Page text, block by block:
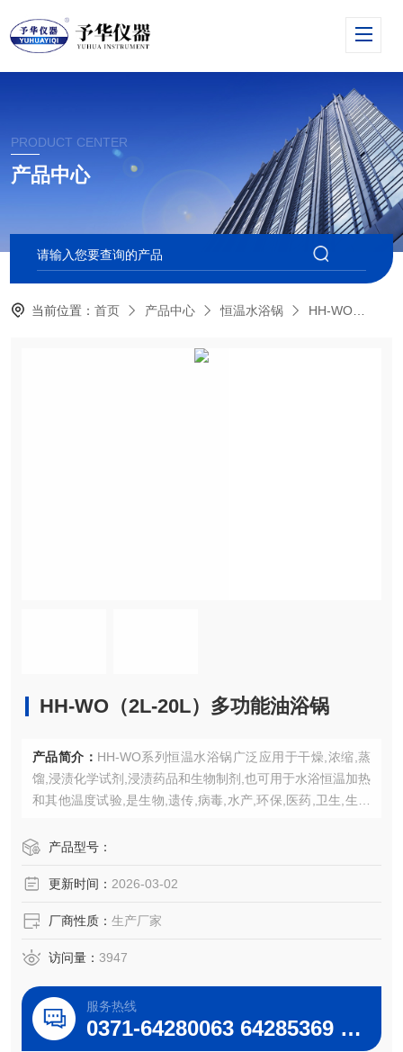
PRODUCT CENTER
产品中心
当前位置：首页 产品中心 恒温水浴锅 HH-WO
HH-WO（2L-20L）多功能油浴锅
产品简介： HH-WO系列恒温水浴锅广泛应用于干燥,浓缩,蒸
馏,浸渍化学试剂,浸渍药品和生物制剂,也可用于水浴恒温加热
和其他温度试验,是生物,遗传,病毒,水产,环保,医药,卫生,生化
多功能油浴锅
产品型号：
更新时间： 2026-03-02
厂商性质： 生产厂家
访问量： 3947
服务热线
0371-64280063 64285369 64285222